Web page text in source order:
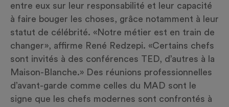
entre eux sur leur responsabilité et leur capacité
à faire bouger les choses, grâce notamment à leur
statut de célébrité. «Notre métier est en train de
changer», affirme René Redzepi. «Certains chefs
sont invités à des conférences TED, d’autres à la
Maison-Blanche.» Des réunions professionnelles
d’avant-garde comme celles du MAD sont le
signe que les chefs modernes sont confrontés à